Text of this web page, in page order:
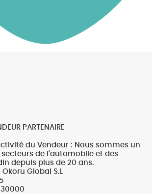
PARTENAIRE
du Vendeur : Nous sommes un
secteurs de l'automobile et des
depuis plus de 20 ans.
Global S.L